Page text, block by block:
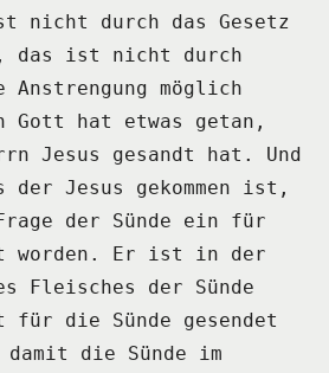
nicht durch das Gesetz
das ist nicht durch
Anstrengung möglich
Gott hat etwas getan,
Jesus gesandt hat.
Und
Jesus gekommen ist,
der Sünde ein für
Er ist in der
Fleisches der Sünde
für die Sünde gesendet
damit die Sünde im